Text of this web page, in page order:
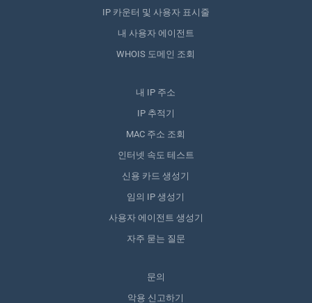
IP 카운터 및 사용자 표시줄
내 사용자 에이전트
WHOIS 도메인 조회
내 IP 주소
IP 추적기
MAC 주소 조회
인터넷 속도 테스트
신용 카드 생성기
임의 IP 생성기
사용자 에이전트 생성기
자주 묻는 질문
문의
악용 신고하기